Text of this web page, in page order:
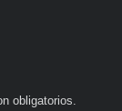
obligatorios.